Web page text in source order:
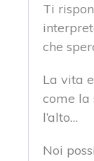
Ti
che
La vita
come la
l’alto…
Noi